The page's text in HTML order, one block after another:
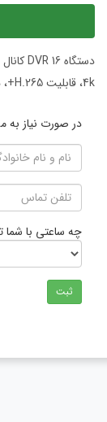
4k، قابلیت H.265+، هوشمند بودن و ... که همه ی اینا باعث میشود تا این محصول ارزش خرید بالایی پیدا کند.
در صورت نیاز به
چه ساعتی با شما
ثبت